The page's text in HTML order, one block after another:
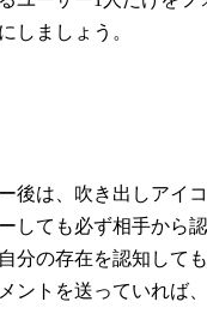
しましょう。
後は、吹き出しアイ
しても必ず相手から
分の存在を認知して
ントを送っていれば